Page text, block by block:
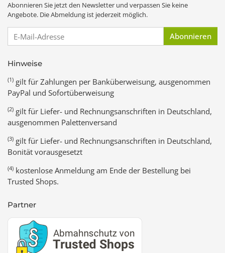
Abonnieren Sie jetzt den Newsletter und verpassen Sie keine
Angebote. Die Abmeldung ist jederzeit möglich.
E-Mail-Adresse Abonnieren
Hinweise
(1) gilt für Zahlungen per Banküberweisung, ausgenommen
PayPal und Sofortüberweisung
(2) gilt für Liefer- und Rechnungsanschriften in Deutschland,
ausgenommen Palettenversand
(3) gilt für Liefer- und Rechnungsanschriften in Deutschland,
Bonität vorausgesetzt
(4) kostenlose Anmeldung am Ende der Bestellung bei
Trusted Shops.
Partner